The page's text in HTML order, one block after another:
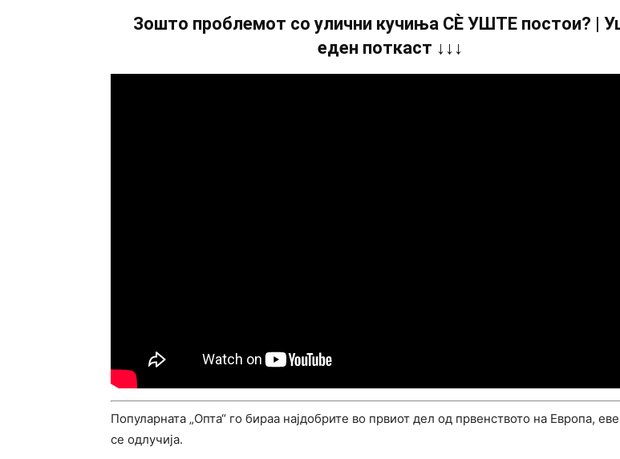
Зошто проблемот со улични кучиња СÈ УШТЕ постои? |
еден поткаст ↓↓↓
Популарната „Опта“ го бираа најдобрите во првиот дел од првенството на Европа, еве
се одлучија.